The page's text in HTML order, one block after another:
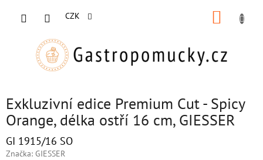
CZK
Exkluzivní edice Premium Cut - Spicy
Orange, délka ostří 16 cm, GIESSER
GI 1915/16 SO
Značka: GIESSER